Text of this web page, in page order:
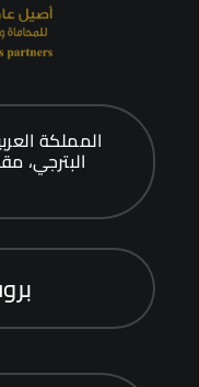
المملكة
البترجي،